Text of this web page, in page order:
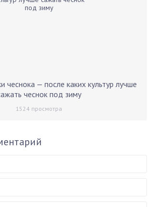
чеснока — после каких культур лучше
чеснок под зиму
1524 просмотра